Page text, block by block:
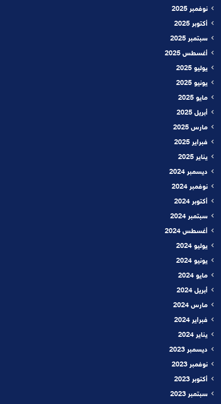
نوفمبر 2025
أكتوبر 2025
سبتمبر 2025
أغسطس 2025
يوليو 2025
يونيو 2025
مايو 2025
أبريل 2025
مارس 2025
فبراير 2025
يناير 2025
ديسمبر 2024
نوفمبر 2024
أكتوبر 2024
سبتمبر 2024
أغسطس 2024
يوليو 2024
يونيو 2024
مايو 2024
أبريل 2024
مارس 2024
فبراير 2024
يناير 2024
ديسمبر 2023
نوفمبر 2023
أكتوبر 2023
سبتمبر 2023